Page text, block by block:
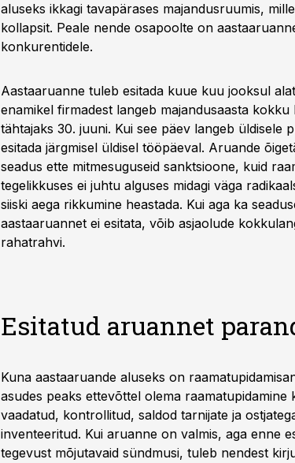
aluseks ikkagi tavapärases majandusruumis,
kollapsit. Peale nende osapoolte on
konkurentidele.
Aastaaruanne tuleb esitada kuue kuu jooksul
enamikel firmadest langeb majandusaasta kokku
tähtajaks 30. juuni. Kui see päev langeb üldisele
esitada järgmisel üldisel tööpäeval. Aruande
seadus ette mitmesuguseid sanktsioone, kuid
tegelikkuses ei juhtu alguses midagi väga
siiski aega rikkumine heastada. Kui aga ka
aastaaruannet ei esitata, võib asjaolude
rahatrahvi.
Esitatud aruannet
Kuna aastaaruande aluseks on
asudes peaks ettevõttel olema
vaadatud, kontrollitud, saldod tarnijate ja
inventeeritud. Kui aruanne on valmis, aga enne
tegevust mõjutavaid sündmusi, tuleb nendest